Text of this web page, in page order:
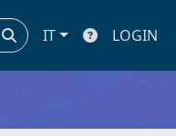
IT LOGIN